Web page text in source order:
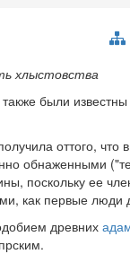
справочник
хлыстовства
были
оттого, что
обнаженными
поскольку ее
как первые люди
древних